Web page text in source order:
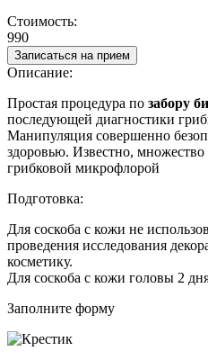
Стоимость:
990
Записаться на прием
Описание:
Простая процедура по забору
последующей диагностики
Манипуляция совершенно
здоровью. Известно,
грибковой микрофлорой
Подготовка:
Для соскоба с кожи не
проведения исследования
косметику.
Для соскоба с кожи головы 2
Заполните форму